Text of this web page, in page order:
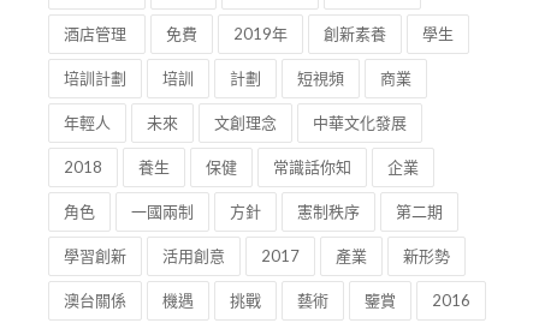
酒店管理 免費 2019年 創新素養 學生
培訓計劃 培訓 計劃 短視頻 商業
年輕人 未來 文創理念 中華文化發展
2018 養生 保健 常識話你知 企業
角色 一國兩制 方針 憲制秩序 第二期
學習創新 活用創意 2017 產業 新形勢
澳台關係 機遇 挑戰 藝術 鑒賞 2016